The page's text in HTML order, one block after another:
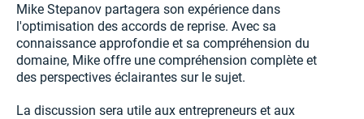
Mike Stepanov partagera son expérience dans
l'optimisation des accords de reprise. Avec sa
connaissance approfondie et sa compréhension du
domaine, Mike offre une compréhension complète et
des perspectives éclairantes sur le sujet.
La discussion sera utile aux entrepreneurs et aux